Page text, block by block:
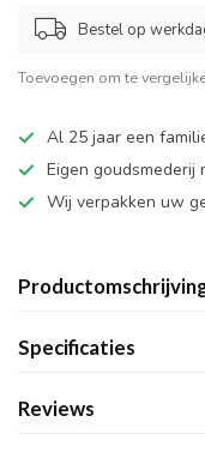
Bestel op
Toevoegen om te
Al 25 jaar een
Eigen
Wij verpakken uw
Specificaties
Reviews